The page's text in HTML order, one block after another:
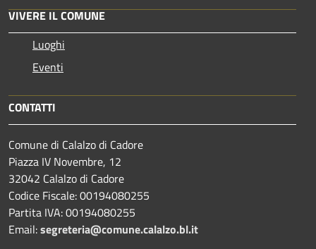
VIVERE IL COMUNE
Luoghi
Eventi
CONTATTI
Comune di Calalzo di Cadore
Piazza IV Novembre, 12
32042 Calalzo di Cadore
Codice Fiscale: 00194080255
Partita IVA: 00194080255
Email:segreteria@comune.calalzo.bl.it